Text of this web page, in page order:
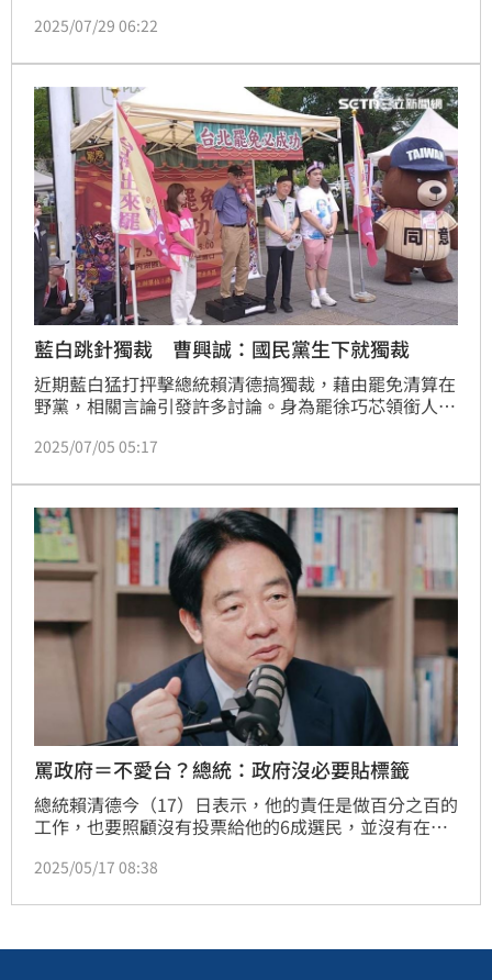
「附圖是我於7/27《驚爆新聞線》節目中發言的原意：
給他看？」，「我們並不是獨裁！」我的原意，是為了
說明執政團隊不可能成為獨裁政體。有心人士卻故意截
取上半句，進行惡意造謠。」
2025/07/29 06:22
藍白跳針獨裁 曹興誠：國民黨生下就獨裁
近期藍白猛打抨擊總統賴清德搞獨裁，藉由罷免清算在
野黨，相關言論引發許多討論。身為罷徐巧芯領銜人的
當中直言民進黨沒有什麼獨裁DNA，但共產黨跟國民黨
2025/07/05 05:17
罵政府＝不愛台？總統：政府沒必要貼標籤
總統賴清德今（17）日表示，他的責任是做百分之百的
工作，也要照顧沒有投票給他的6成選民，並沒有在工
可能有獨裁者，能走上街頭，就是用行動證明沒有獨裁
2025/05/17 08:38